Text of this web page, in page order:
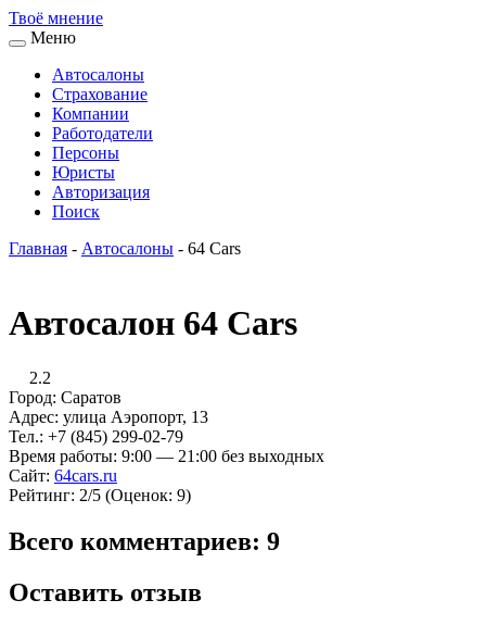
Твоё мнение
Меню
Автосалоны
Страхование
Компании
Работодатели
Персоны
Юристы
Авторизация
Поиск
Главная - Автосалоны - 64 Cars
Автосалон 64 Cars
2.2
Город: Саратов
Адрес: улица Аэропорт, 13
Тел.: +7 (845) 299-02-79
Время работы: 9:00 — 21:00 без выходных
Сайт: 64cars.ru
Рейтинг: 2/5 (Оценок: 9)
Всего комментариев: 9
Оставить отзыв